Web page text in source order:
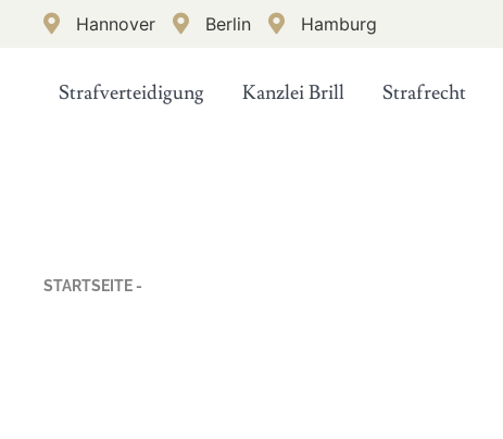
Hannover Berlin Hamburg
Strafverteidigung Kanzlei Brill Strafrecht
STARTSEITE -